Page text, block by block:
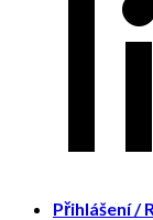
Přihlášení /